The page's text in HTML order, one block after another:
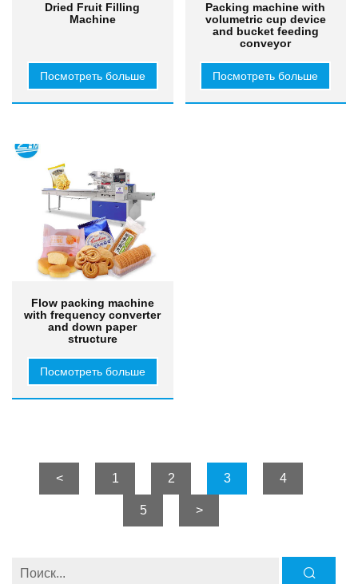
Dried Fruit Filling
Machine
Посмотреть больше
Packing machine with
volumetric cup device
and bucket feeding
conveyor
Посмотреть больше
Flow packing machine
with frequency converter
and down paper
structure
Посмотреть больше
< 1 2 3 4
5 >